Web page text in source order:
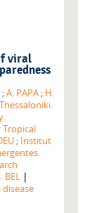
viral
;A. PAPA ; H.
; Institut
BEL |